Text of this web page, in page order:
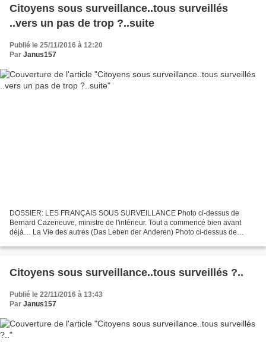
Citoyens sous surveillance..tous surveillés
..vers un pas de trop ?..suite
Publié le 25/11/2016 à 12:20
Par Janus157
DOSSIER: LES FRANÇAIS SOUS SURVEILLANCE Photo ci-dessus de
Bernard Cazeneuve, ministre de l'intérieur. Tout a commencé bien avant
déjà… La Vie des autres (Das Leben der Anderen) Photo ci-dessus de
Citoyens sous surveillance..tous surveillés ?..
Publié le 22/11/2016 à 13:43
Par Janus157